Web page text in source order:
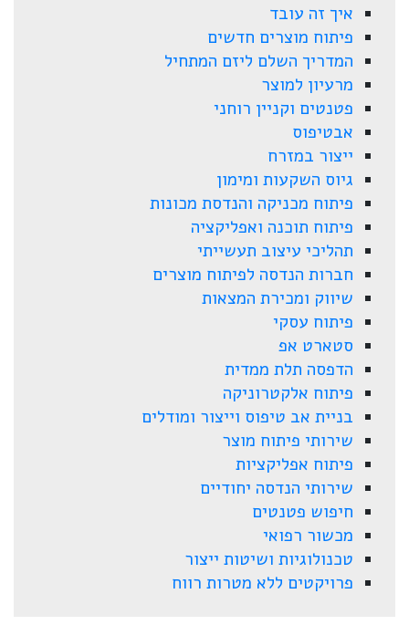
איך זה עובד
פיתוח מוצרים חדשים
המדריך השלם ליזם המתחיל
מרעיון למוצר
פטנטים וקניין רוחני
אבטיפוס
ייצור במזרח
גיוס השקעות ומימון
פיתוח מכניקה והנדסת מכונות
פיתוח תוכנה ואפליקציה
תהליכי עיצוב תעשייתי
חברות הנדסה לפיתוח מוצרים
שיווק ומכירת המצאות
פיתוח עסקי
סטארט אפ
הדפסה תלת ממדית
פיתוח אלקטרוניקה
בניית אב טיפוס וייצור ומודלים
שירותי פיתוח מוצר
פיתוח אפליקציות
שירותי הנדסה יחודיים
חיפוש פטנטים
מכשור רפואי
טכנולוגיות ושיטות ייצור
פרויקטים ללא מטרות רווח